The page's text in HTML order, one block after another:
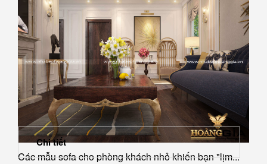
Các mẫu sofa cho phòng khách nhỏ khiến bạn "lịm...
Chi tiết